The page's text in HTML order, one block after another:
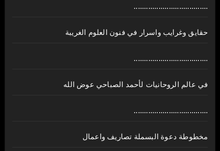
....................................
حقايق وغرايب واسرار في فنون العلوم الغريبة
....................................
في عالم الروحانيات لأحمد الصباحي عوض الله
....................................
مخطوطة دعوة البسملة تصاريف واعمال